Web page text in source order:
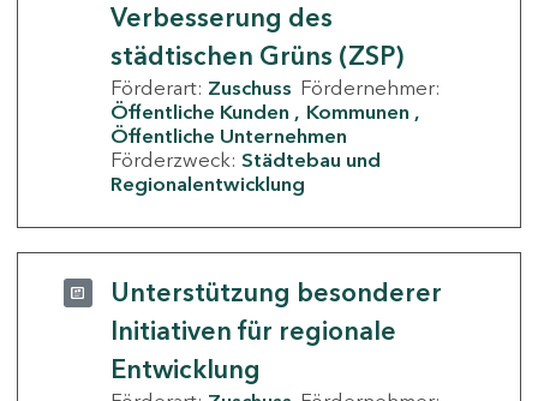
Verbesserung des
städtischen Grüns (ZSP)
Förderart: Zuschuss Fördernehmer:
Öffentliche Kunden
Kommunen
Öffentliche Unternehmen
Förderzweck: Städtebau und
Regionalentwicklung
Unterstützung besonderer
Initiativen für regionale
Entwicklung